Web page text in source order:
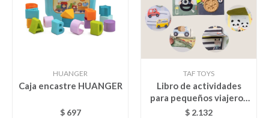
HUANGER
Caja encastre HUANGER
$ 697
TAF TOYS
Libro de actividades
para pequeños viajeros
taf toys
$ 2.132